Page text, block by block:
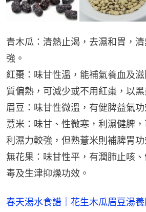
青木瓜：清熱止渴，去濕和胃，
強。
紅棗：味甘性溫，能補氣養血及
質偏熱，可減少或不用紅棗，以黑
眉豆：味甘性微溫，有健脾益氣功
薏米：味甘、性微寒，利濕健脾
利濕力較強，但熟薏米則補脾胃功
無花果：味甘性平，有潤肺止咳
毒及生津抑燥功效。
春天湯水食譜｜花生木瓜眉豆湯